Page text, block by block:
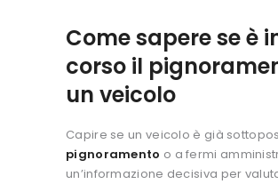
Come sapere se è
corso il
un veicolo
Capire se un veicolo è già
pignoramento o a fermi
un’informazione decisiva per